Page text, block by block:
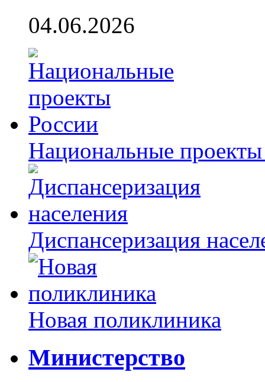
04.06.2026
Национальные
Диспансеризация
Новая поликлиника
Министерство